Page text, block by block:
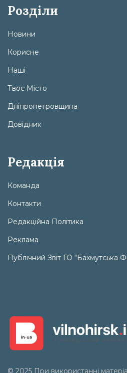
Розділи
Новини
Корисне
Наші
Твоє Місто
Дніпропетровщина
Довідник
Редакція
Команда
Контакти
Редакційна Політика
Реклама
Публічний Звіт ГО “Бахмутська
© 2025 При використанні